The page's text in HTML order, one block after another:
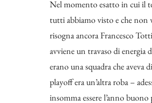
Nel momento esatto in cui il
tutti abbiamo visto e che non
risogna ancora Francesco
avviene un travaso di energia
erano una squadra che
playoff era un’altra roba –
insomma essere l’anno